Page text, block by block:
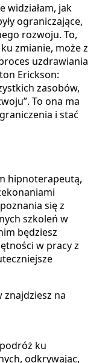
widziałam, jak
ograniczające,
rozwoju. To,
zmianie, może z
uzdrawiania
Erickson:
zasobów,
To ona ma
i stać
hipnoterapeutą,
się z
szkoleń w
będziesz
w pracy z
na
ku
odkrywając,